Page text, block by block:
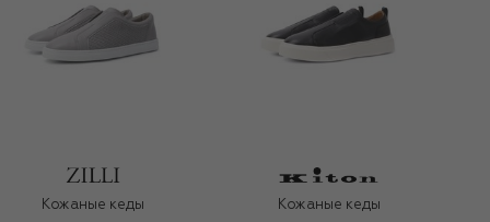
Кожаные кеды
Кожаные кеды